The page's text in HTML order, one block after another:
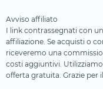
Avviso affiliato
I link contrassegnati con
affiliazione. Se acquisti o
riceveremo una
costi aggiuntivi.
offerta gratuita. Grazie per